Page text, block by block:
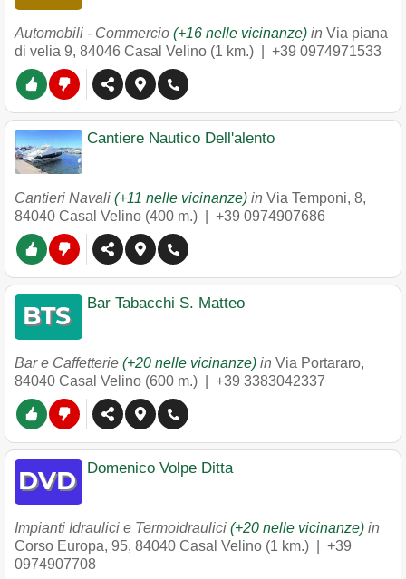
Automobili - Commercio (+16 nelle vicinanze) in Via piana
di velia 9, 84046 Casal Velino (1 km.) | +39 0974971533
Cantiere Nautico Dell'alento
Cantieri Navali (+11 nelle vicinanze) in Via Temponi, 8,
84040 Casal Velino (400 m.) | +39 0974907686
Bar Tabacchi S. Matteo
Bar e Caffetterie (+20 nelle vicinanze) in Via Portararo,
84040 Casal Velino (600 m.) | +39 3383042337
Domenico Volpe Ditta
Impianti Idraulici e Termoidraulici (+20 nelle vicinanze) in
Corso Europa, 95, 84040 Casal Velino (1 km.) | +39
0974907708